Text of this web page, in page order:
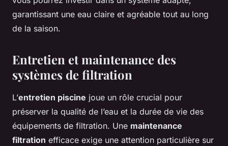
garantissant une eau claire et agréable tout au long
de la saison.
Entretien et maintenance des
systèmes de filtration
L’entretien piscine joue un rôle crucial pour
préserver la qualité de l’eau et la durée de vie des
équipements de filtration. Une maintenance
filtration efficace exige une attention particulière sur